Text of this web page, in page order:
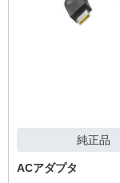
純正品
ACアダプタ